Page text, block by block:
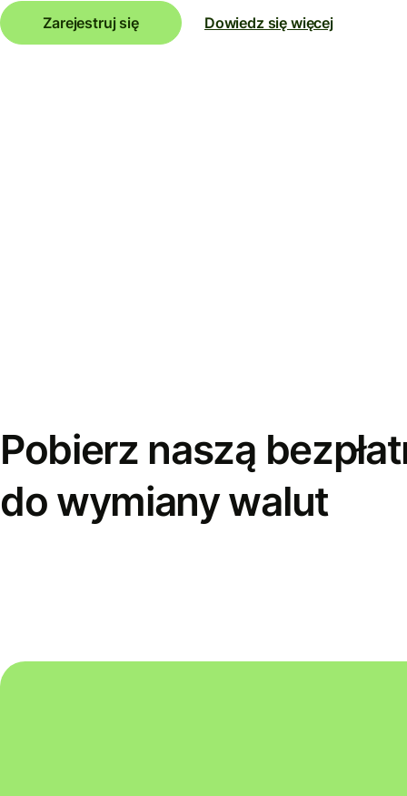
Zarejestruj się Dowiedz się więcej
Pobierz naszą
do wymiany walut